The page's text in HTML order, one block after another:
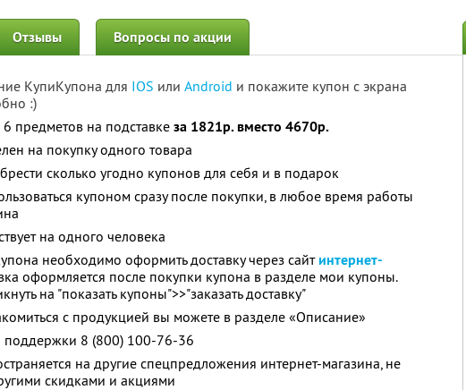
Отзывы Вопросы по акции
КупиКупона для IOS или Android и покажите купон с экрана
:)
предметов на подставке за 1821р. вместо 4670р.
на покупку одного товара
сколько угодно купонов для себя и в подарок
купоном сразу после покупки, в любое время работы
на одного человека
необходимо оформить доставку через сайтинтернет-
оформляется после покупки купона в разделе мои купоны.
на "показать купоны">>"заказать доставку"
с продукцией вы можете в разделе «Описание»
поддержки 8 (800) 100-76-36
на другие спецпредложения интернет-магазина, не
скидками и акциями